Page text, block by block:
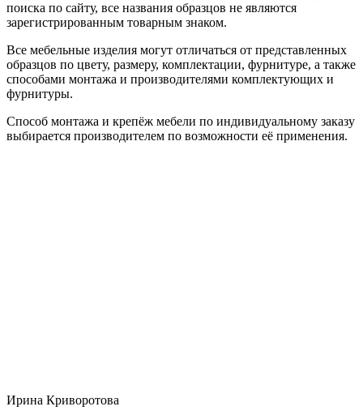
поиска по сайту, все названия образцов не являются
зарегистрированным товарным знаком.
Все мебельные изделия могут отличаться от представленных
образцов по цвету, размеру, комплектации, фурнитуре, а также
способами монтажа и производителями комплектующих и
фурнитуры.
Способ монтажа и крепёж мебели по индивидуальному заказу
выбирается производителем по возможности её применения.
Ирина Криворотова